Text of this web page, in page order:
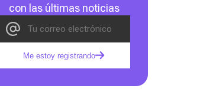
con las últimas noticias
Me estoy registrando